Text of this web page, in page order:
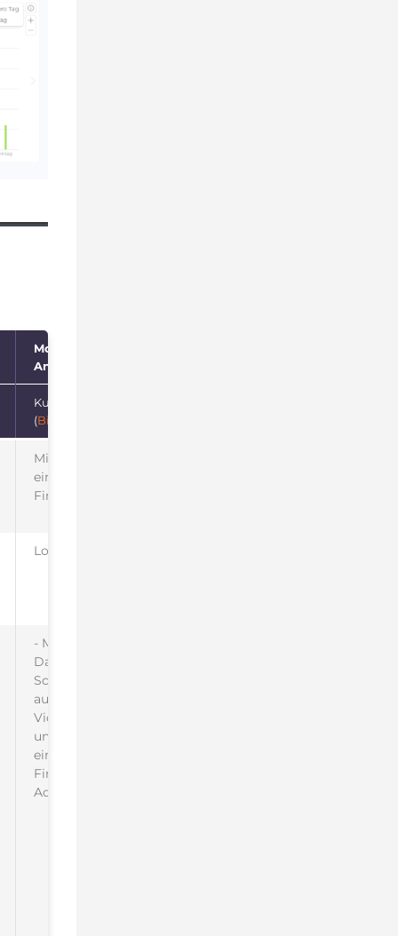
Mobile
Anwendung
Kunden-Login
(Bild
Mitarbeiter
eines
Firmenkunden
Login
- Mobiles
Dashboard mit
Schnellzugriff
auf alle Tickets,
Video Sessions
und Geräte
eines
Firmenkunden-
Accounts